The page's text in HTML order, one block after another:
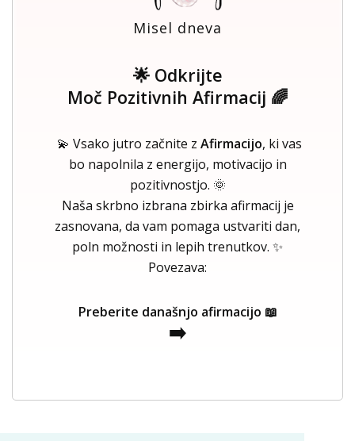
Misel dneva
🌟 Odkrijte
Moč Pozitivnih Afirmacij 🌈
💫 Vsako jutro začnite z Afirmacijo, ki vas
bo napolnila z energijo, motivacijo in
pozitivnostjo. 🌞
Naša skrbno izbrana zbirka afirmacij je
zasnovana, da vam pomaga ustvariti dan,
poln možnosti in lepih trenutkov. ✨
Povezava:
Preberite današnjo afirmacijo 📖
➡️